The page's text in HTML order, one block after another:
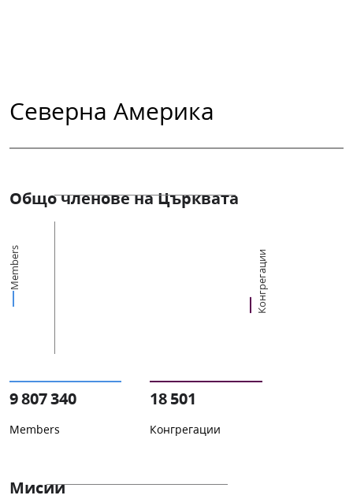
Северна Америка
Общо членове на Църквата
Members Конгрегации
9 807 340
Members
18 501
Конгрегации
Мисии